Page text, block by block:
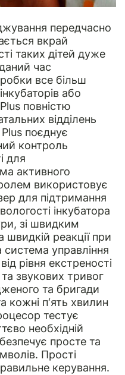
передчасно
вкрай
таких дітей дуже
час
все більш
або
повністю
відділень
Plus поєднує
контроль
для
активного
використовує
для підтримання
інкубатора
зі швидким
швидкій реакції при
управління
рівня екстреності
звукових тривог
та бригади
кожні п‘ять хвилин
тестує
необхідній
просте та
Прості
керування.